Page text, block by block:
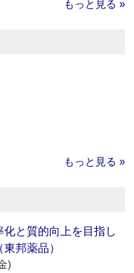
もっと見る »
もっと見る »
化と質的向上を目指し
邦薬品）
)